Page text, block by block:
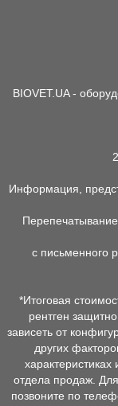
BIOVET.UA -
Информация,
с письменного
*Итоговая
рентген
зависеть от
других
отдела продаж.
позвоните по